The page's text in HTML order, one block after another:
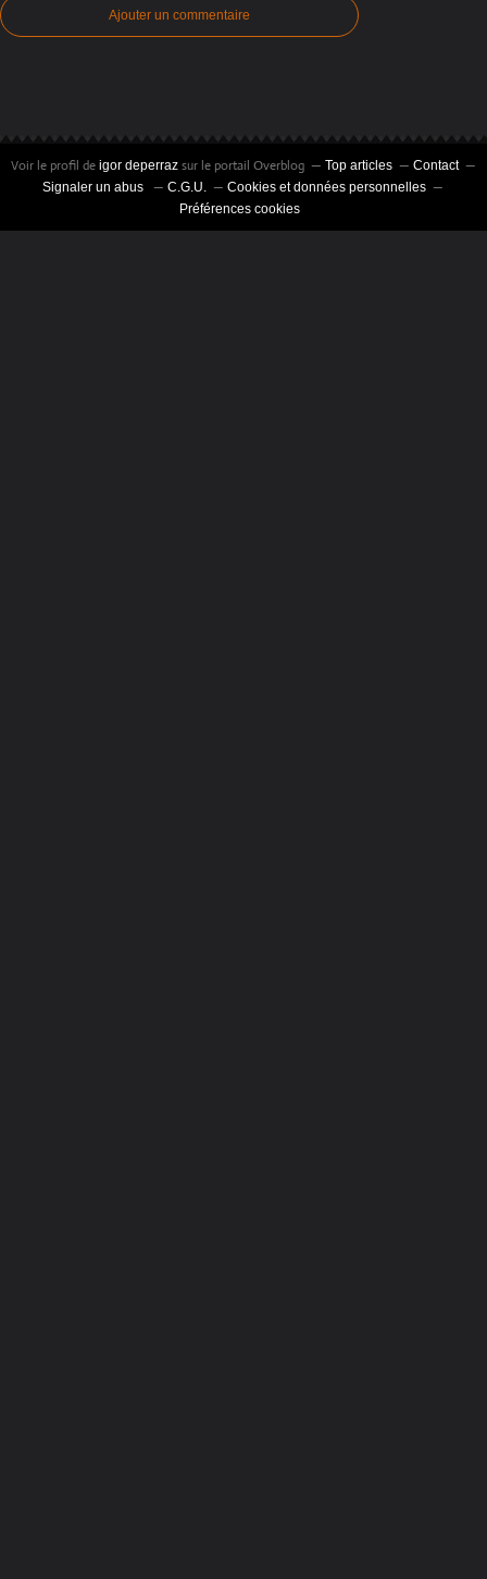
Ajouter un commentaire
Voir le profil de igor deperraz sur le portail Overblog Top articles
Contact
Signaler un abus
C.G.U.
Cookies et données personnelles
Préférences cookies